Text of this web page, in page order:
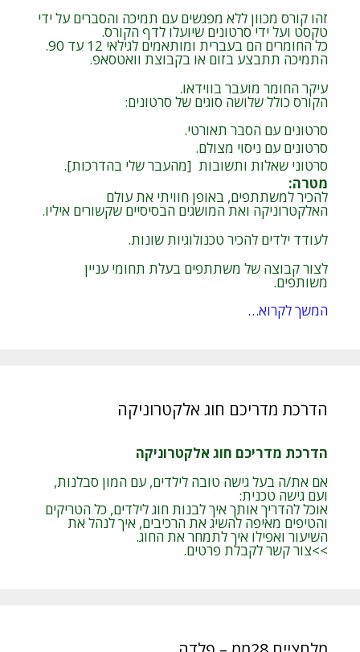
זהו קורס מכוון ללא מפגשים עם תמיכה והסברים על ידי
טקסט ועל ידי סרטונים שיועלו לדף הקורס.
כל החומרים הם בעברית ומותאמים לגילאי 12 עד 90.
התמיכה תתבצע בזום או בקבוצת וואטסאפ.
עיקר החומר מועבר בווידאו.
הקורס כולל שלושה סוגים של סרטונים:
סרטונים עם הסבר תאורטי.
סרטונים עם ניסוי מצולם.
סרטוני שאלות ותשובות [מהעבר שלי בהדרכות].
מטרה:
להכיר למשתתפים, באופן חוויתי את עולם
האלקטרוניקה ואת המושגים הבסיסיים שקשורים איליו.
לעודד ילדים להכיר טכנולוגיות שונות.
לצור קבוצה של משתתפים בעלת תחומי עניין
משותפים.
המשך לקרוא…
הדרכת מדריכם חוג אלקטרוניקה
הדרכת מדריכם חוג אלקטרוניקה
אם את/ה בעל גישה טובה לילדים, עם המון סבלנות,
ועם גישה טכנית:
אוכל להדריך אותך איך לבנות חוג לילדים, כל הטריקים
והטיפים מאיפה להשיג את הרכיבים, איך לנהל את
השיעור ואפילו איך לתמחר את החוג.
>>צור קשר לקבלת פרטים.